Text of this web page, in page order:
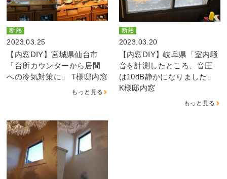
断熱
2023.03.25
【内窓DIY】宮城県仙台市
「台所カウンターから居間
への冷気対策に」 T様邸内窓
もっと見る
断熱
2023.03.20
【内窓DIY】岐阜県「室内騒
音を計測したところ、音圧
は10dB静かになりました」
K様邸内窓
もっと見る